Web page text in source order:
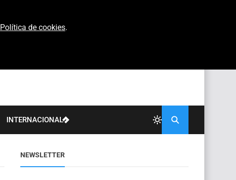
INTERNACIONAL
NEWSLETTER
Política de cookies.